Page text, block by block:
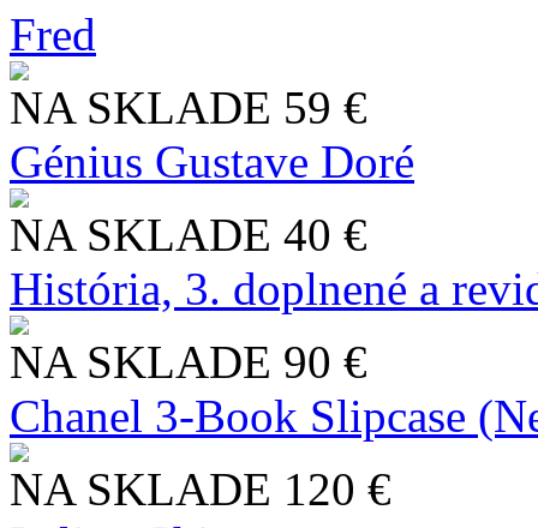
Fred
NA SKLADE 59 €
Génius Gustave Doré
NA SKLADE 40 €
História, 3. doplnené a
NA SKLADE 90 €
Chanel 3-Book Slipcase
NA SKLADE 120 €